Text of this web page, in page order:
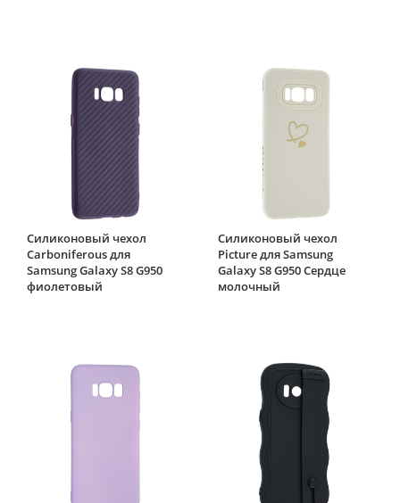
Силиконовый чехол
Carboniferous для
Samsung Galaxy S8 G950
фиолетовый
Силиконовый чехол
Picture для Samsung
Galaxy S8 G950 Сердце
молочный